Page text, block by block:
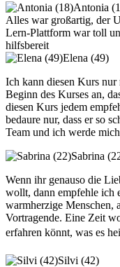
Antonia
Alles war großartig, der
Lern-Plattform war toll
hilfsbereit
Elena (49)
Ich kann diesen Kurs
Beginn des Kurses an,
diesen Kurs jedem
bedaure nur, dass er so
Team und ich werde
Sabrina
Wenn ihr genauso die
wollt, dann empfehle ich
warmherzige Menschen,
Vortragende. Eine Zeit
erfahren könnt, was es
Silvi (42)